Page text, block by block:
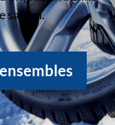
saison.